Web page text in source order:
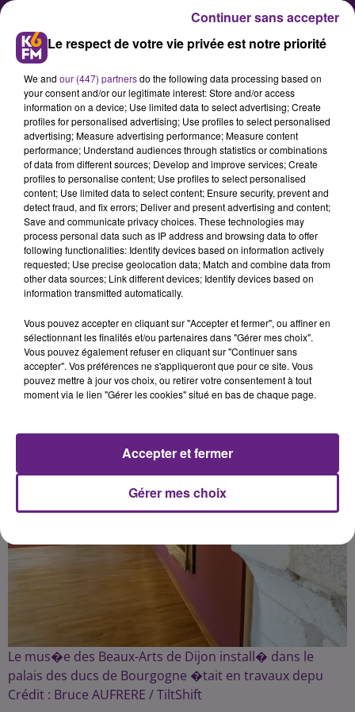
J-2 avant la réouverture du
musée des Beaux-Arts
Après une décennie d’un chantier
qui aura mobilisé 60 millions
d’euros, la ville de Dijon inaugurera
vendredi en présence de Franck
musée des Beaux-Arts rénové.
Publié : 15 mai 2019 à 6h58 par Traces Écrites News
Le mus�e des Beaux-Arts de Dijon install� dans le
palais des ducs de Bourgogne �tait en travaux depu
Crédit : Bruce AUFRERE / TiltShift
Le respect de votre vie privée est notre priorité
We and our (447) partnersdo the following data processing based on
your consent and/or our legitimate interest: Store and/or access
information on a device; Use limited data to select advertising; Create
profiles for personalised advertising; Use profiles to select personalised
advertising; Measure advertising performance; Measure content
performance; Understand audiences through statistics or combinations
of data from different sources; Develop and improve services; Create
profiles to personalise content; Use profiles to select personalised
content; Use limited data to select content; Ensure security, prevent and
detect fraud, and fix errors; Deliver and present advertising and content;
Save and communicate privacy choices. These technologies may
process personal data such as IP address and browsing data to offer
following functionalities: Identify devices based on information actively
requested; Use precise geolocation data; Match and combine data from
other data sources; Link different devices; Identify devices based on
information transmitted automatically.
Vous pouvez accepter en cliquant sur "Accepter et fermer", ou affiner en
sélectionnant les finalités et/ou partenaires dans "Gérer mes choix".
Vous pouvez également refuser en cliquant sur "Continuer sans
accepter". Vos préférences ne s'appliqueront que pour ce site. Vous
pouvez mettre à jour vos choix, ou retirer votre consentement à tout
moment via le lien "Gérer les cookies" situé en bas de chaque page.
Gérer mes choix
Accepter et fermer
Continuer sans accepter